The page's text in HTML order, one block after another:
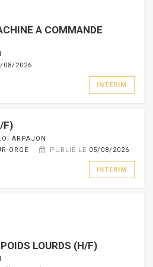
A COMMANDE
08/2026
INTÉRIM
F)
ARPAJON
ORGE
PUBLIÉ LE 05/08/2026
INTÉRIM
LOURDS (H/F)